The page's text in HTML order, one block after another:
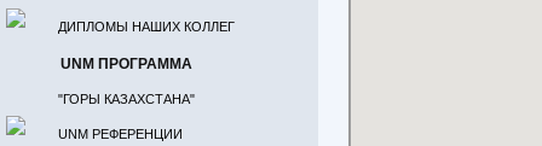
ДИПЛОМЫ НАШИХ КОЛЛЕГ
UNM ПРОГРАММА
"ГОРЫ КАЗАХСТАНА"
UNM РЕФЕРЕНЦИИ